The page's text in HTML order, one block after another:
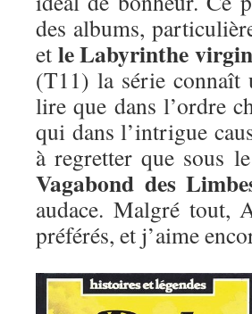
des albums,
et le Labyrinthe
(T11) la série connaît
lire que dans l’ordre
qui dans l’intrigue
à regretter que sous
Vagabond des
audace. Malgré tout,
préférés, et j’aime